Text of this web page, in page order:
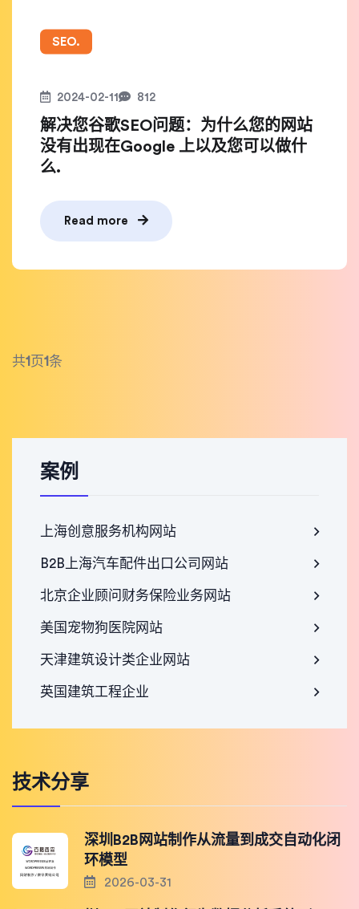
SEO.
2024-02-11 812
解决您谷歌SEO问题：为什么您的网站
没有出现在Google 上以及您可以做什
么.
Read more
共1 页1条
案例
上海创意服务机构网站
B2B上海汽车配件出口公司网站
北京企业顾问财务保险业务网站
美国宠物狗医院网站
天津建筑设计类企业网站
英国建筑工程企业
技术分享
深圳B2B网站制作从流量到成交自动化闭
环模型
2026-03-31